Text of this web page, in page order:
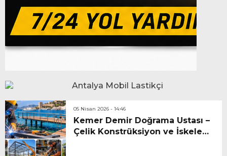
05 Nisan 2026 - 14:46
Kemer Demir Doğrama Ustası –
Çelik Konstrüksiyon ve İskele